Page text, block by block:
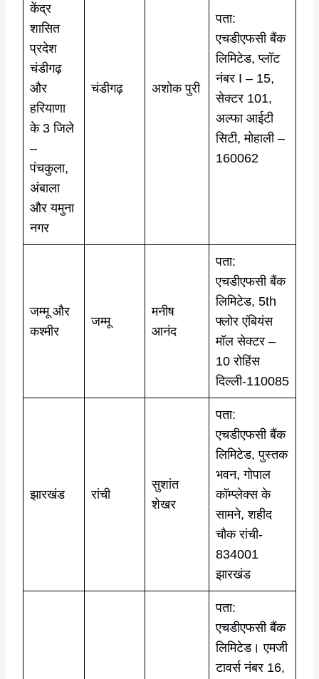
केंद्र
शासित
प्रदेश
चंडीगढ़
और
हरियाणा
के 3 जिले
–
पंचकुला,
अंबाला
और यमुना
नगर
चंडीगढ़ अशोक पुरी
पता:
एचडीएफसी बैंक
लिमिटेड, प्लॉट
नंबर I – 15,
सेक्टर 101,
अल्फा आईटी
सिटी, मोहाली –
160062
जम्मू और
कश्मीर
जम्मू
मनीष
आनंद
पता:
एचडीएफसी बैंक
लिमिटेड, 5th
फ्लोर एंबियंस
मॉल सेक्टर –
10 रोहिंस
दिल्ली-110085
झारखंड रांची
सुशांत
शेखर
पता:
एचडीएफसी बैंक
लिमिटेड, पुस्तक
भवन, गोपाल
कॉम्प्लेक्स के
सामने, शहीद
चौक रांची-
834001
झारखंड
पता:
एचडीएफसी बैंक
लिमिटेड। एमजी
टावर्स नंबर 16,